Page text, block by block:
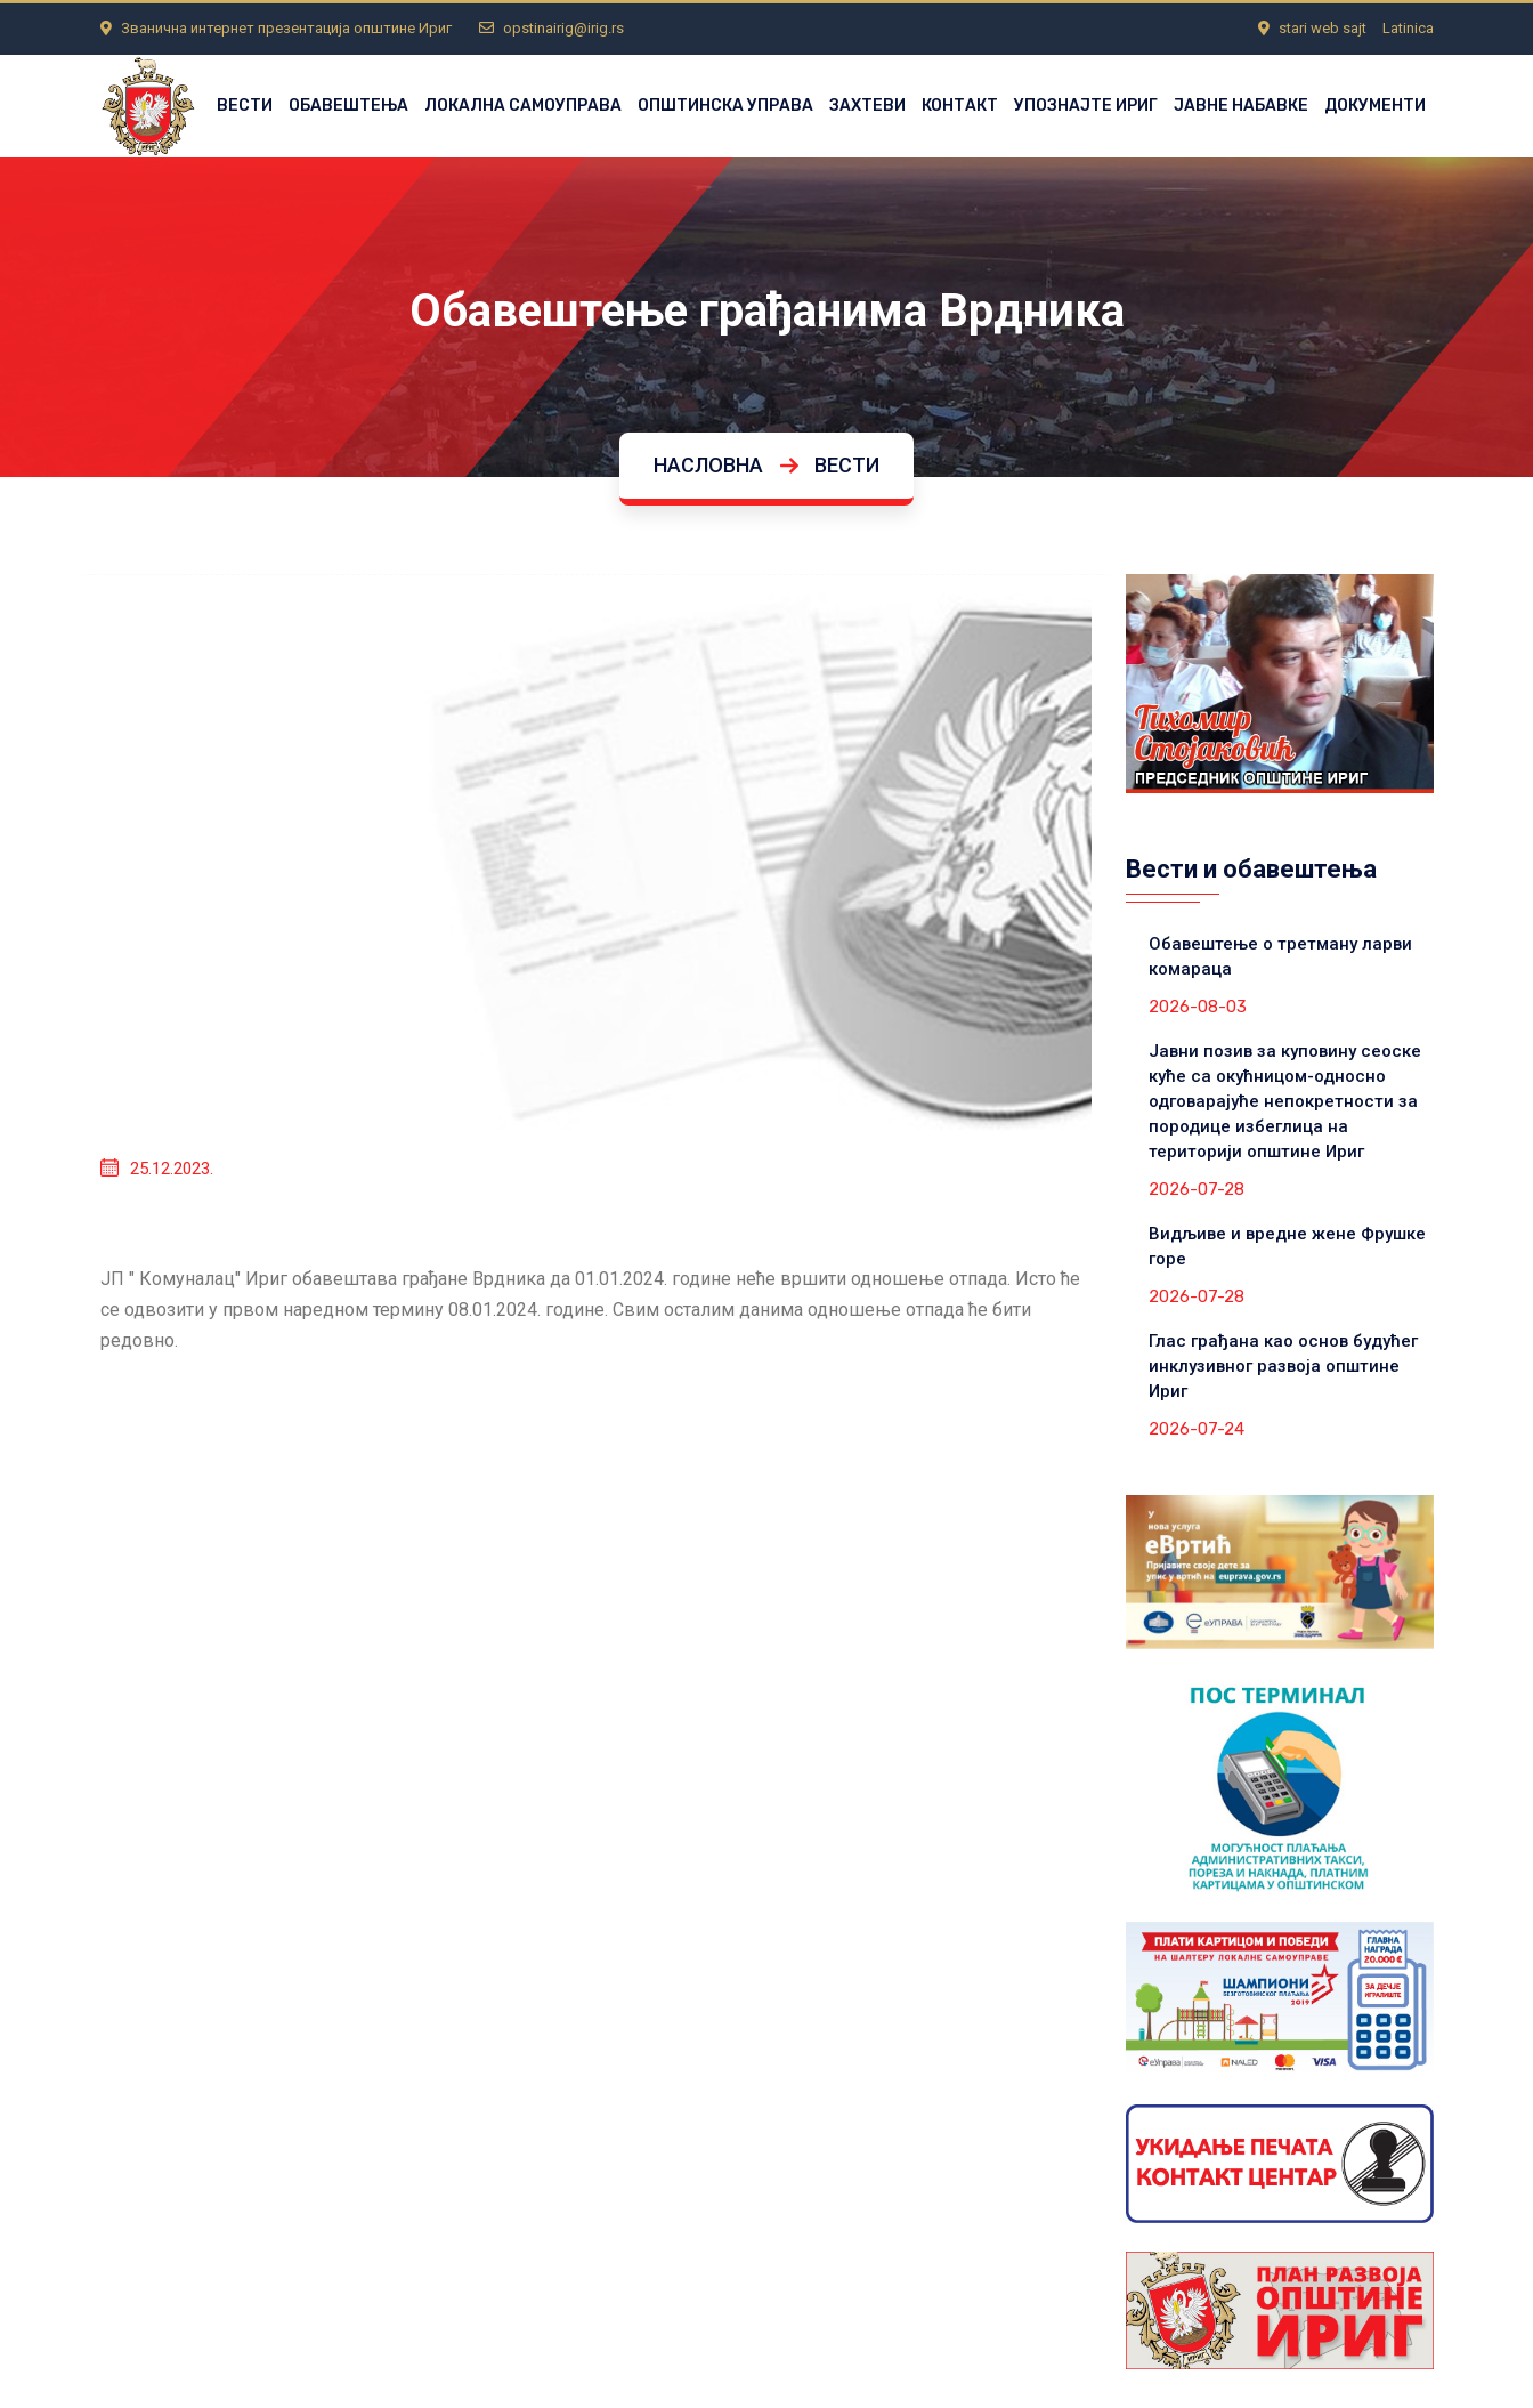
Званична интернет презентација општине Ириг opstinairig@irig.rs stari web sajt Latinica
ВЕСТИ ОБАВЕШТЕЊА ЛОКАЛНА САМОУПРАВА ОПШТИНСКА УПРАВА ЗАХТЕВИ КОНТАКТ УПОЗНАЈТЕ ИРИГ ЈАВНЕ НАБАВКЕ ДОКУМЕНТИ
Обавештење грађанима Врдника
НАСЛОВНА ВЕСТИ
25.12.2023.
ЈП " Комуналац" Ириг обавештава грађане Врдника да 01.01.2024. године неће вршити одношење отпада. Исто ће
се одвозити у првом наредном термину 08.01.2024. године. Свим осталим данима одношење отпада ће бити
редовно.
Вести и обавештења
Обавештење о третману ларви
комараца
2026-08-03
Јавни позив за куповину сеоске
куће са окућницом-односно
одговарајуће непокретности за
породице избеглица на
територији општине Ириг
2026-07-28
Видљиве и вредне жене Фрушке
горе
2026-07-28
Глас грађана као основ будућег
инклузивног развоја општине
Ириг
2026-07-24